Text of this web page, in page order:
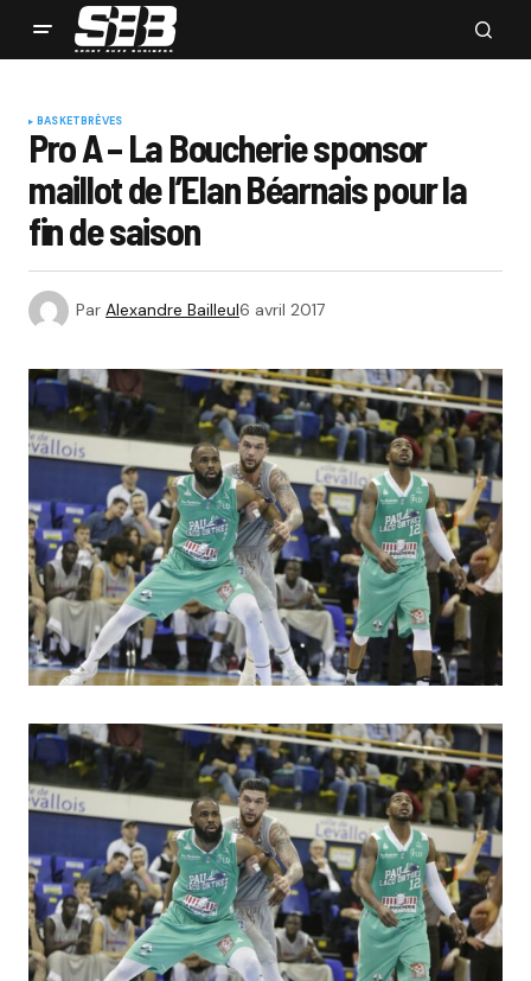
BASKETBRÈVES
Pro A – La Boucherie sponsor
maillot de l’Elan Béarnais pour la
fin de saison
Par Alexandre Bailleul6 avril 2017